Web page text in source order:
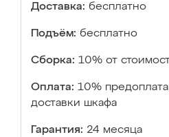
Доставка: бесплатно
Подъём: бесплатно
Сборка: 10% от
Оплата: 10%
доставки шкафа
Гарантия: 24 месяца